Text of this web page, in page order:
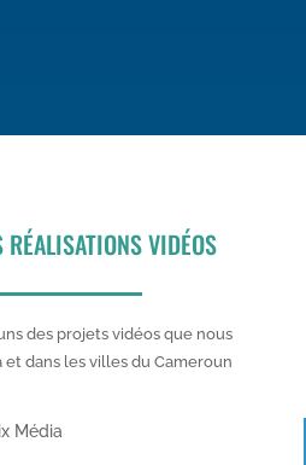
RÉALISATIONS VIDÉOS
des projets vidéos que nous
et dans les villes du Cameroun